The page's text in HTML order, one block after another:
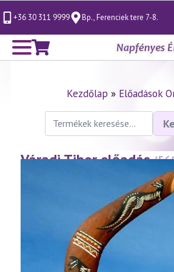
+36 30 311 9999 Bp., Ferenciek tere 7-8.
Kezdőlap » Előadások
Keresés
következőre:
Váradi Tibor előadás